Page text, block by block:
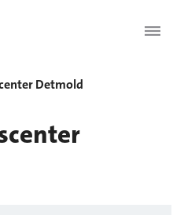
Detmold